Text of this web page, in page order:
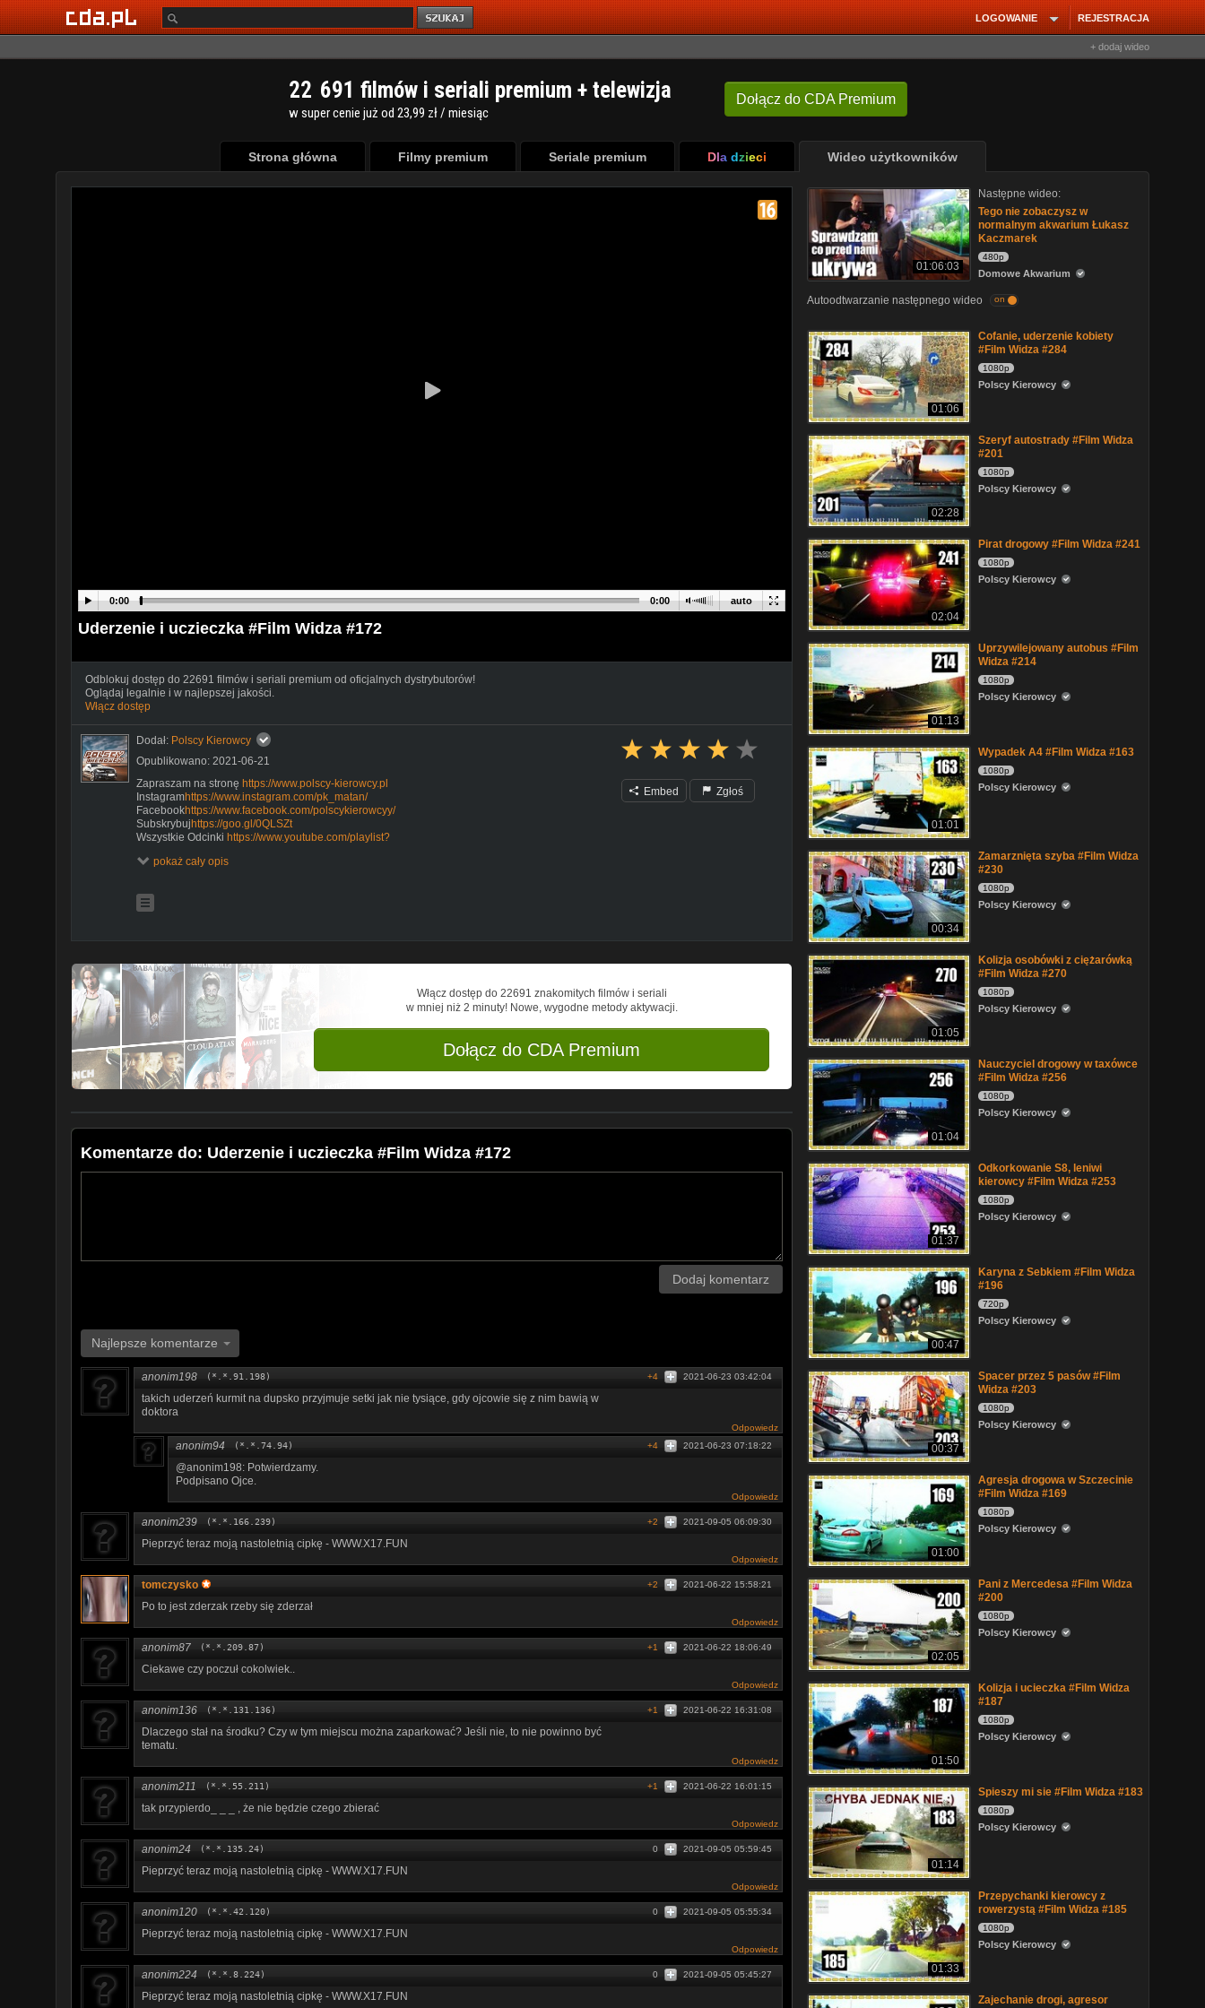
REJESTRACJA
LOGOWANIE
+ dodaj wideo
Dołącz do CDA Premium
22 691 filmów i seriali premium + telewizja
w super cenie już od 23,99 zł / miesiąc
Strona główna Filmy premium Seriale premium Dla dzieci Wideo użytkowników
auto
0:00 0:00
Uderzenie i uczieczka #Film Widza #172
Odblokuj dostęp do 22691 filmów i seriali premium od oficjalnych dystrybutorów!
Oglądaj legalnie i w najlepszej jakości.
Włącz dostęp
Dodał: Polscy Kierowcy
Opublikowano: 2021-06-21
Zapraszam na stronę https://www.polscy-kierowcy.pl
Instagramhttps://www.instagram.com/pk_matan/
Facebookhttps://www.facebook.com/polscykierowcyy/
Subskrybujhttps://goo.gl/0QLSZt
Wszystkie Odcinki https://www.youtube.com/playlist?
jak również Piesi zrozumieli, że na drodze trzeba być rozsądnym, skupionym i przede wszystkim
ostrożnym!
Obejrzyj wcześniejszy film: https://www.youtube.com/playlist?
playnext1&listUUPX5smy7RVy9FpMPTeYZctw&index1
Materiały, które wykorzystałem w kompilacji pochodzą z YouTube za zgodą autora.
#PolscyKierowcy #Polska #Kierowcy
pokaż cały opis
Embed Zgłoś
Włącz dostęp do 22691 znakomitych filmów i seriali
w mniej niż 2 minuty! Nowe, wygodne metody aktywacji.
Dołącz do CDA Premium
Komentarze do: Uderzenie i uczieczka #Film Widza #172
Dodaj komentarz
Najlepsze komentarze
anonim198 (*.*.91.198) 2021-06-23 03:42:04
+4
takich uderzeń kurmit na dupsko przyjmuje setki jak nie tysiące, gdy ojcowie się z nim bawią w
doktora
Odpowiedz
anonim94 (*.*.74.94) 2021-06-23 07:18:22
+4
@anonim198: Potwierdzamy.
Podpisano Ojce.
Odpowiedz
anonim239 (*.*.166.239) 2021-09-05 06:09:30
+2
P­­i­­­e­p­r­z­­y­­­ć­­ ­t­­e­r­­­a­z­­­ ­­­m­­o­­j­­­ą­­­ ­­n­­­a­­s­­t­­o­­­l­­­e­­­t­­n­­­i­­ą­­ ­c­­i­­­p­k­­ę­­ ­­-­­ ­W­W­­W­­­.­­X­­­1­­7­.­­­F­­­U­N
Odpowiedz
tomczysko 2021-06-22 15:58:21
+2
Po to jest zderzak rzeby się zderzał
Odpowiedz
anonim87 (*.*.209.87) 2021-06-22 18:06:49
+1
Ciekawe czy poczuł cokolwiek..
Odpowiedz
anonim136 (*.*.131.136) 2021-06-22 16:31:08
+1
Dlaczego stał na środku? Czy w tym miejscu można zaparkować? Jeśli nie, to nie powinno być
tematu.
Odpowiedz
anonim211 (*.*.55.211) 2021-06-22 16:01:15
+1
tak przypierdo_ _ _ , że nie będzie czego zbierać
Odpowiedz
anonim24 (*.*.135.24) 2021-09-05 05:59:45
0
P­i­­­e­­p­­r­­­z­y­­ć­­ ­­t­­e­­r­­­a­­­z­ ­­­m­­­o­­­j­ą­ ­­­n­­a­s­­t­­o­l­­e­­t­­­n­i­ą­­­ ­c­i­p­k­­ę­ ­­­-­­ ­­­W­­­W­­­W­­­.­­­X­­­1­­7­.­­­F­­U­N
Odpowiedz
anonim120 (*.*.42.120) 2021-09-05 05:55:34
0
P­i­e­­­p­­­r­­­z­­­y­­­ć­­­ ­t­e­r­­­a­­z­­ ­m­­o­­­j­­ą­­­ ­n­a­­­s­­t­o­­­l­­­e­­­t­­n­i­­ą­ ­c­­­i­­­p­k­ę­­­ ­­-­­ ­­­W­­W­­W­­.­­­X­­1­­7­.­­­F­­U­N
Odpowiedz
anonim224 (*.*.8.224) 2021-09-05 05:45:27
0
P­­­i­­e­­­p­­­r­­z­­­y­­ć­­ ­­t­­­e­r­a­z­­­ ­­m­o­j­­­ą­ ­­n­­a­­­s­t­o­­­l­­e­­­t­­­n­­­i­­­ą­­­ ­­­c­i­­p­k­­ę­­ ­­-­­ ­­­W­­W­­­W­­.­X­­1­7­.­F­­­U­­N
01:06:03
Następne wideo:
Tego nie zobaczysz w
normalnym akwarium Łukasz
Kaczmarek
480p
Domowe Akwarium
Autoodtwarzanie następnego wideo on
01:06
Cofanie, uderzenie kobiety
#Film Widza #284
1080p
Polscy Kierowcy
02:28
Szeryf autostrady #Film Widza
#201
1080p
Polscy Kierowcy
02:04
Pirat drogowy #Film Widza #241
1080p
Polscy Kierowcy
01:13
Uprzywilejowany autobus #Film
Widza #214
1080p
Polscy Kierowcy
01:01
Wypadek A4 #Film Widza #163
1080p
Polscy Kierowcy
00:34
Zamarznięta szyba #Film Widza
#230
1080p
Polscy Kierowcy
01:05
Kolizja osobówki z ciężarówką
#Film Widza #270
1080p
Polscy Kierowcy
01:04
Nauczyciel drogowy w taxówce
#Film Widza #256
1080p
Polscy Kierowcy
01:37
Odkorkowanie S8, leniwi
kierowcy #Film Widza #253
1080p
Polscy Kierowcy
00:47
Karyna z Sebkiem #Film Widza
#196
720p
Polscy Kierowcy
00:37
Spacer przez 5 pasów #Film
Widza #203
1080p
Polscy Kierowcy
01:00
Agresja drogowa w Szczecinie
#Film Widza #169
1080p
Polscy Kierowcy
02:05
Pani z Mercedesa #Film Widza
#200
1080p
Polscy Kierowcy
01:50
Kolizja i ucieczka #Film Widza
#187
1080p
Polscy Kierowcy
01:14
Spieszy mi sie #Film Widza #183
1080p
Polscy Kierowcy
01:33
Przepychanki kierowcy z
rowerzystą #Film Widza #185
1080p
Polscy Kierowcy
Zajechanie drogi, agresor